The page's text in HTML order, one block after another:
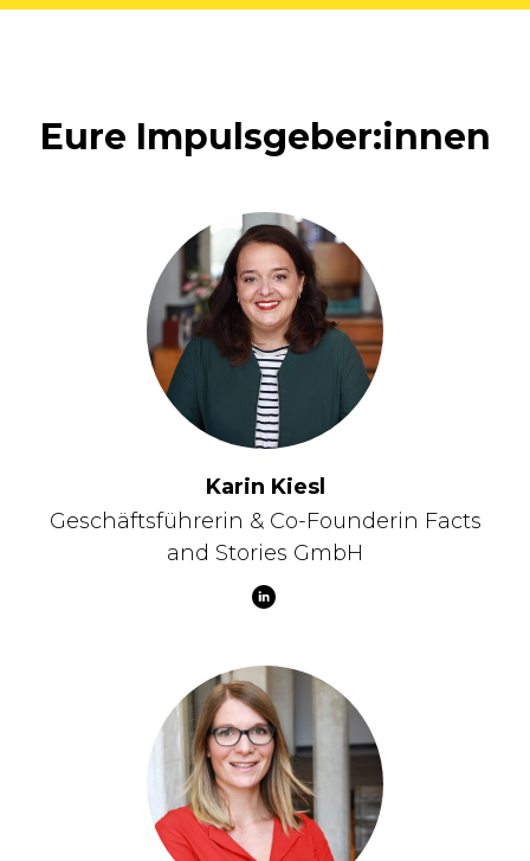
Eure Impulsgeber:innen
Karin Kiesl
Geschäftsführerin & Co-Founderin Facts
and Stories GmbH